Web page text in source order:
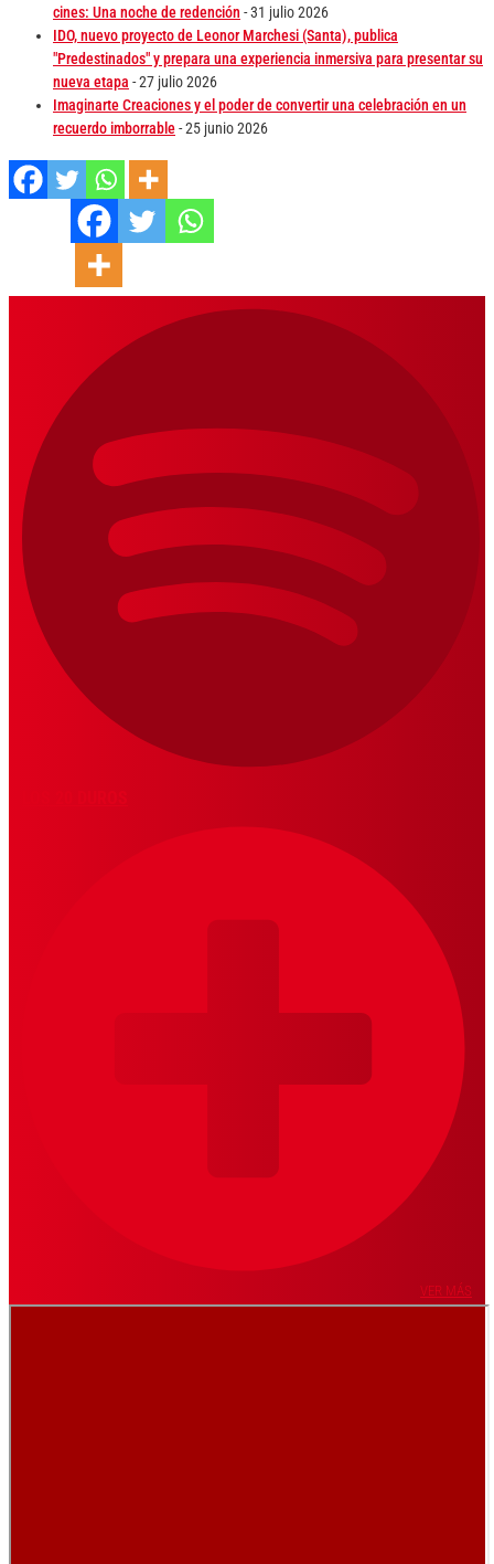
cines: Una noche de redención - 31 julio 2026
IDO, nuevo proyecto de Leonor Marchesi (Santa), publica
"Predestinados" y prepara una experiencia inmersiva para presentar su
nueva etapa - 27 julio 2026
Imaginarte Creaciones y el poder de convertir una celebración en un
recuerdo imborrable- 25 junio 2026
VER MÁS